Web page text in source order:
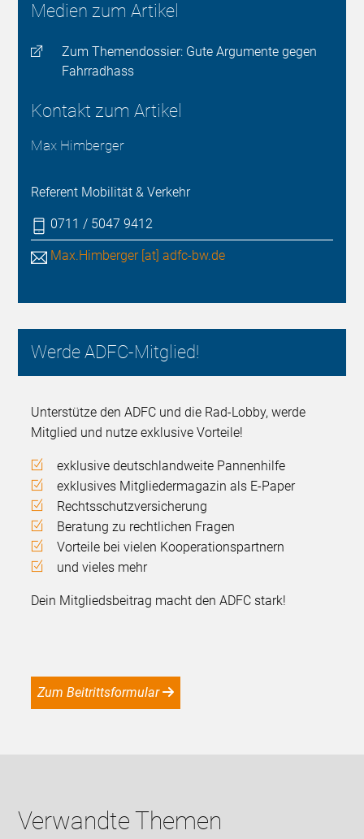
Medien zum Artikel
Zum Themendossier: Gute Argumente gegen
Fahrradhass
Kontakt zum Artikel
Max Himberger
Referent Mobilität & Verkehr
0711 / 5047 9412
Max.Himberger [at] adfc-bw.de
Werde ADFC-Mitglied!
Unterstütze den ADFC und die Rad-Lobby, werde
Mitglied und nutze exklusive Vorteile!
exklusive deutschlandweite Pannenhilfe
exklusives Mitgliedermagazin als E-Paper
Rechtsschutzversicherung
Beratung zu rechtlichen Fragen
Vorteile bei vielen Kooperationspartnern
und vieles mehr
Dein Mitgliedsbeitrag macht den ADFC stark!
Zum Beitrittsformular
Verwandte Themen